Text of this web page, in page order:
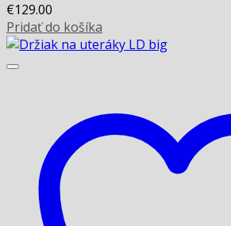
€129.00
Pridať do košíka